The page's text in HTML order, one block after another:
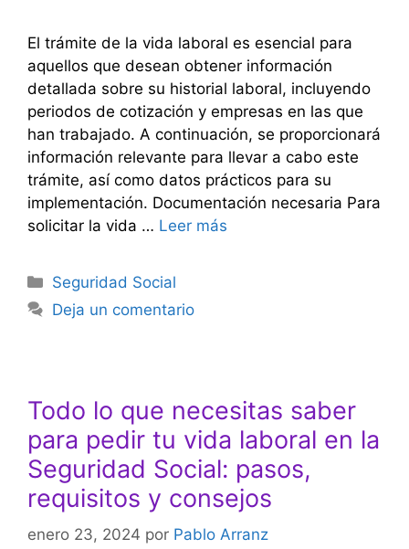
El trámite de la vida laboral es esencial para
aquellos que desean obtener información
detallada sobre su historial laboral, incluyendo
periodos de cotización y empresas en las que
han trabajado. A continuación, se proporcionará
información relevante para llevar a cabo este
trámite, así como datos prácticos para su
implementación. Documentación necesaria Para
solicitar la vida … Leer más
Categorías
Seguridad Social
Deja un comentario
Todo lo que necesitas saber
para pedir tu vida laboral en la
Seguridad Social: pasos,
requisitos y consejos
enero 23, 2024 por Pablo Arranz